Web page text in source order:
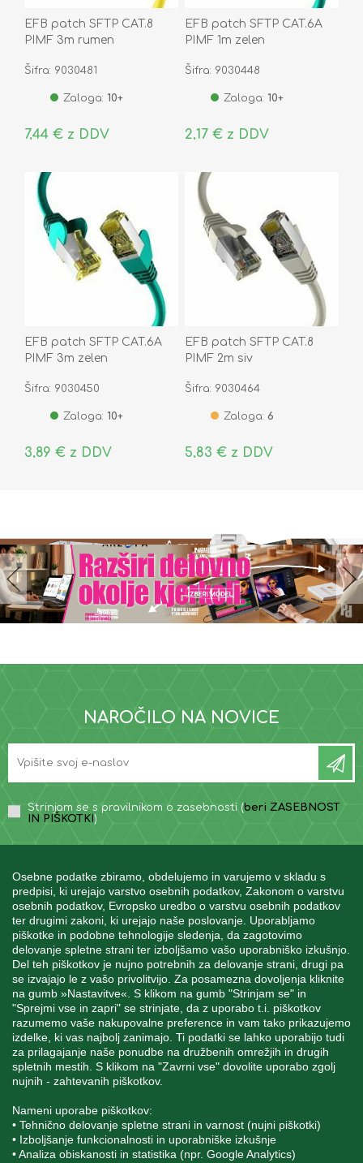
Osebne podatke zbiramo, obdelujemo in varujemo v skladu s
predpisi, ki urejajo varstvo osebnih podatkov, Zakonom o varstvu
osebnih podatkov, Evropsko uredbo o varstvu osebnih podatkov
ter drugimi zakoni, ki urejajo naše poslovanje. Uporabljamo
piškotke in podobne tehnologije sledenja, da zagotovimo
delovanje spletne strani ter izboljšamo vašo uporabniško izkušnjo.
Del teh piškotkov je nujno potrebnih za delovanje strani, drugi pa
se izvajajo le z vašo privolitvijo. Za posamezna dovoljenja kliknite
na gumb »Nastavitve«. S klikom na gumb "Strinjam se" in
"Sprejmi vse in zapri" se strinjate, da z uporabo t.i. piškotkov
razumemo vaše nakupovalne preference in vam tako prikazujemo
izdelke, ki vas najbolj zanimajo. Ti podatki se lahko uporabijo tudi
za prilagajanje naše ponudbe na družbenih omrežjih in drugih
spletnih mestih. S klikom na "Zavrni vse" dovolite uporabo zgolj
nujnih - zahtevanih piškotkov.
Nameni uporabe piškotkov:
• Tehnično delovanje spletne strani in varnost (nujni piškotki)
• Izboljšanje funkcionalnosti in uporabniške izkušnje
• Analiza obiskanosti in statistika (npr. Google Analytics)
EFB patch SFTP CAT.8
PIMF 3m rumen
Šifra: 9030481
Zaloga: 10+
7,44 € z DDV
EFB patch SFTP CAT.6A
PIMF 1m zelen
Šifra: 9030448
Zaloga: 10+
2,17 € z DDV
EFB patch SFTP CAT.6A
PIMF 3m zelen
Šifra: 9030450
Zaloga: 10+
3,89 € z DDV
EFB patch SFTP CAT.8
PIMF 2m siv
Šifra: 9030464
Zaloga: 6
5,83 € z DDV
NAROČILO NA NOVICE
Strinjam se s pravilnikom o zasebnosti (beri ZASEBNOST
IN PIŠKOTKI )
INFORMACIJE
MOJ RAČUN
STORITEV ZA STRANKE
SPREMLJAJTE NAS
Blatnica 8, 1236 Trzin